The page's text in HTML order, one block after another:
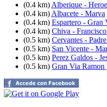
(0.4 km) Alberique -
(0.4 km) Albacete - Marva
(0.4 km) Espartero - Gran
(0.4 km) Chiva -
(0.5 km) Cervantes -
(0.5 km) San Vicente -
(0.5 km) Perez Galdos -
(0.5 km) Gran Via